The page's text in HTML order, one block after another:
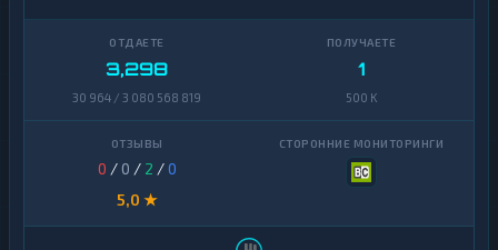
3,298
30 964 / 3 080 568 819
1
500 K
0 / 0 / 2 /0
5,0 ★